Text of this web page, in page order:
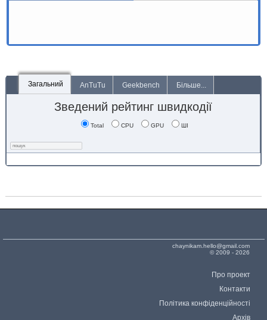
Загальний AnTuTu Geekbench Більше...
Зведений рейтинг швидкодії
Total CPU GPU ШІ
chaynikam.hello@gmail.com
© 2009 - 2026
Про проект
Контакти
Політика конфіденційності
Архів